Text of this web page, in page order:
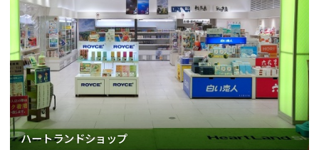
ハートランドショップ